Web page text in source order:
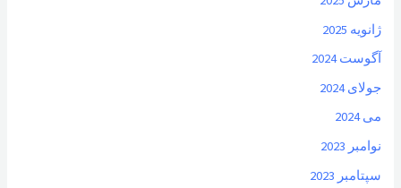
ژانویه 2025
آگوست 2024
جولای 2024
می 2024
نوامبر 2023
سپتامبر 2023